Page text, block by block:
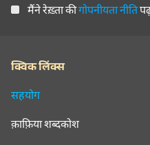
मैंने रेख़्ता कीगोपनीयता नीति
क्विक लिंक्स
सहयोग
क़ाफ़िया शब्दकोश